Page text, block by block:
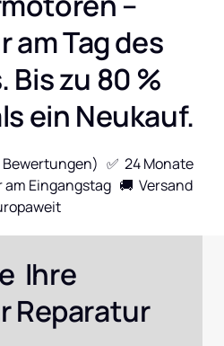
am Tag des
Bis zu 80 %
ein Neukauf.
Bewertungen)   ✅  24 Monate
Eingangstag   🚚  Versand
Ihre
Reparatur